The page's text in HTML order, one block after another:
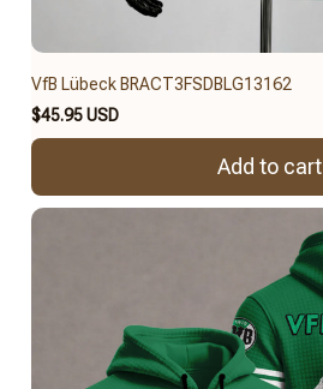
VfB Lübeck BRACT3FSDBLG13162
$45.95 USD
Add to cart